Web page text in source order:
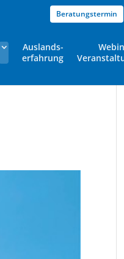
Beratungstermin
Auslands-
erfahrung